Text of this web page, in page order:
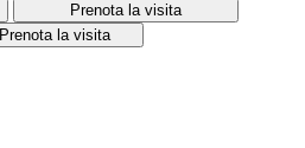
Prenota la visita
Prenota la visita